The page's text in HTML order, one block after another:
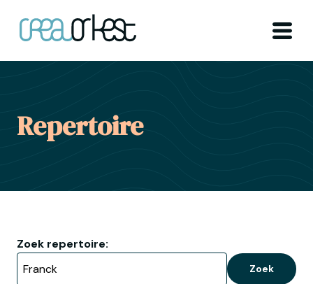
Menu
Repertoire
Zoek repertoire:
Zoek